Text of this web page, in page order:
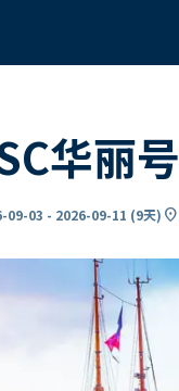
华丽
09-03 - 2026-09-11 (9天) location_on